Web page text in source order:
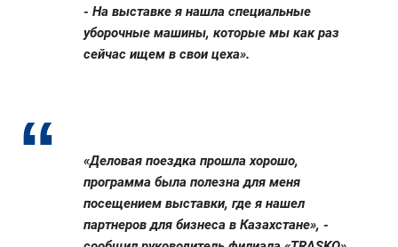
- На выставке я нашла специальные
уборочные машины, которые мы как раз
сейчас ищем в свои цеха».
«Деловая поездка прошла хорошо,
программа была полезна для меня
посещением выставки, где я нашел
партнеров для бизнеса в Казахстане», -